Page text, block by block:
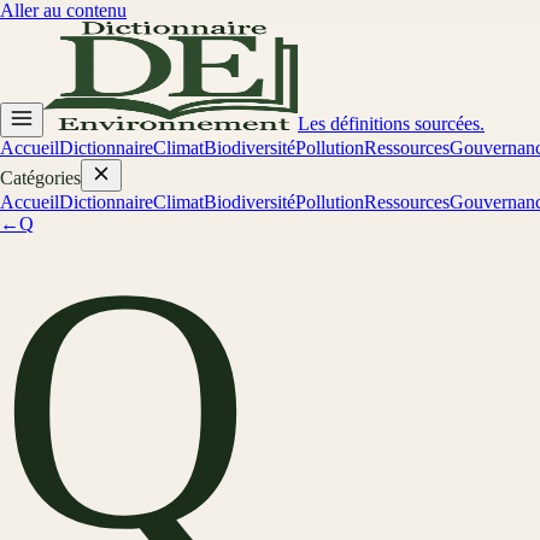
Aller au contenu
Les définitions sourcées.
AccueilDictionnaireClimatBiodiversitéPollutionRessources
Catégories
AccueilDictionnaireClimatBiodiversitéPollutionRessources
←Q
Q